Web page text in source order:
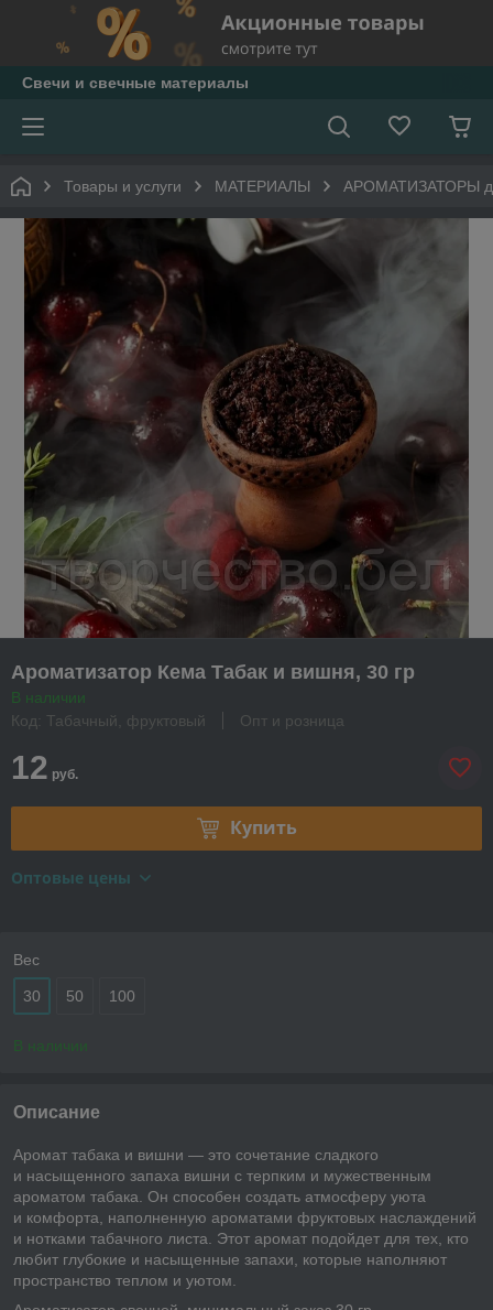
Свечи и свечные материалы
Товары и услуги МАТЕРИАЛЫ АРОМАТИЗАТОРЫ
Ароматизатор Кема Табак и вишня, 30 гр
В наличии
Код: Табачный, фруктовый
Опт и розница
12 руб.
Купить
Оптовые цены
Вес
30 50 100
В наличии
Описание
Аромат табака и вишни — это сочетание сладкого
и насыщенного запаха вишни с терпким и мужественным
ароматом табака. Он способен создать атмосферу уюта
и комфорта, наполненную ароматами фруктовых наслаждений
и нотками табачного листа. Этот аромат подойдет для тех, кто
любит глубокие и насыщенные запахи, которые наполняют
пространство теплом и уютом.